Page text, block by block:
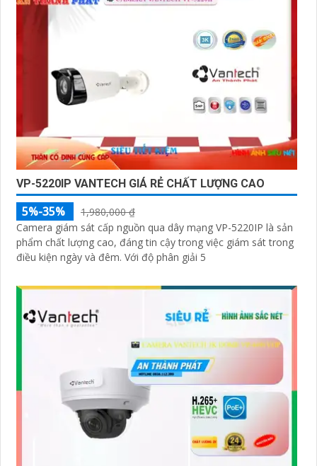
VP-5220IP VANTECH GIÁ RẺ CHẤT LƯỢNG CAO
5%-35%
1,980,000 ₫
Camera giám sát cấp nguồn qua dây mạng VP-5220IP là sản
phẩm chất lượng cao, đáng tin cậy trong việc giám sát trong
điều kiện ngày và đêm. Với độ phân giải 5